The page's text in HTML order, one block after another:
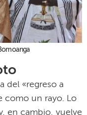
como un rayo. Lo
en cambio, vuelve
intercambio de
a su
experiencia del
lo sucedido?